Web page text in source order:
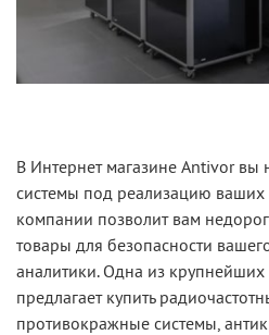
В Интернет магазине Antivor
системы под реализацию ваших
компании позволит вам
товары для безопасности
аналитики. Одна из
предлагает купить
противокражные системы,